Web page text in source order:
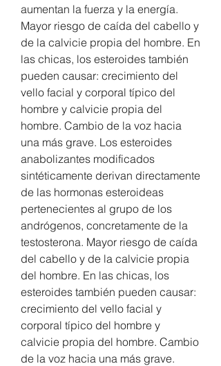
aumentan la fuerza y la energía.
Mayor riesgo de caída del cabello y
de la calvicie propia del hombre. En
las chicas, los esteroides también
pueden causar: crecimiento del
vello facial y corporal típico del
hombre y calvicie propia del
hombre. Cambio de la voz hacia
una más grave. Los esteroides
anabolizantes modificados
sintéticamente derivan directamente
de las hormonas esteroideas
pertenecientes al grupo de los
andrógenos, concretamente de la
testosterona. Mayor riesgo de caída
del cabello y de la calvicie propia
del hombre. En las chicas, los
esteroides también pueden causar:
crecimiento del vello facial y
corporal típico del hombre y
calvicie propia del hombre. Cambio
de la voz hacia una más grave.